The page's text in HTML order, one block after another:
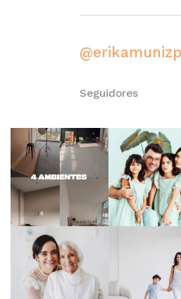
Seguidores